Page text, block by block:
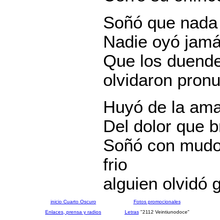
Soñó que
Nadie oyó
Que los
olvidaron
Huyó de la
Del dolor que
Soñó con
frio
alguien olvidó
inicio Cuarto Oscuro
Fotos promocionales
Enlaces, prensa y radios
Letras"2112 Veintiunodoce"